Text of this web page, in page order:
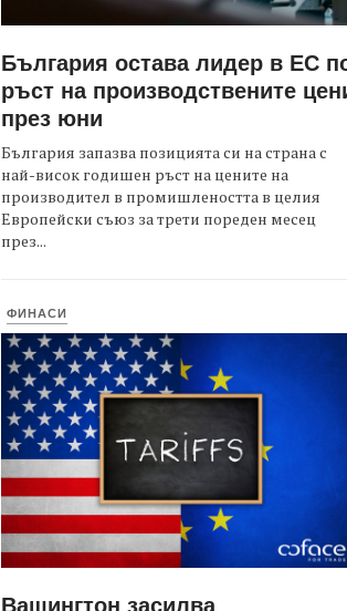
България остава лидер в ЕС
ръст на производствените
през юни
България запазва позицията си на страна с
най-висок годишен ръст на цените на
производител в промишлеността в целия
Европейски съюз за трети пореден месец
през...
ФИНАСИ
Вашингтон засилва